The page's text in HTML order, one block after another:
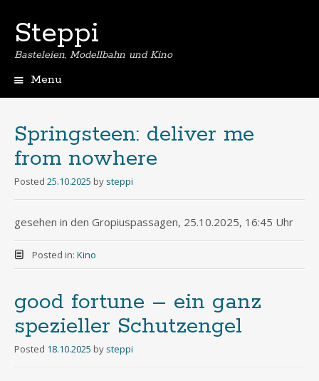
Steppi
Basteleien, Modellbahn und Kino
Menu
Springsteen: deliver me
from nowhere
Posted 25.10.2025 by steppi
gesehen in den Gropiuspassagen, 25.10.2025, 16:45 Uhr
Posted in: Kino
good fortune – ein ganz
spezieller Schutzengel
Posted 18.10.2025 by steppi